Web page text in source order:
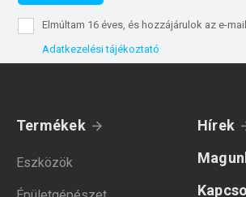
Elmúltam 16 éves, és hozzájárulok az e-
Adatkezelési tájékoztató
Termékek
Eszközök
Hírek